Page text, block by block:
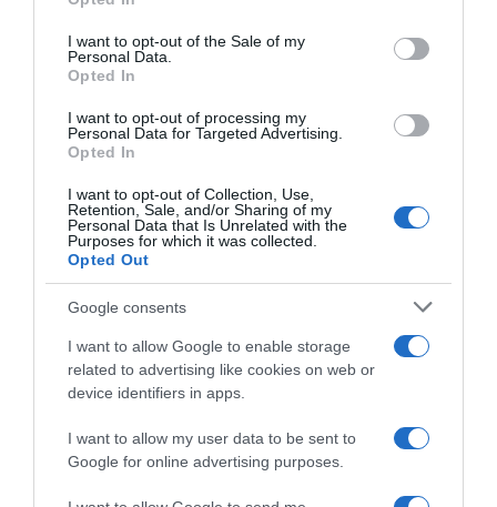
use your data for below specified purposes in below Google
consent section.
I want to opt-out of the Sale of my
Personal Data.
Opted In
I want to opt-out of processing my
Personal Data for Targeted Advertising.
Opted In
I want to opt-out of Collection, Use,
Retention, Sale, and/or Sharing of my
Personal Data that Is Unrelated with the
Purposes for which it was collected.
Opted Out
Google consents
I want to allow Google to enable storage
related to advertising like cookies on web or
device identifiers in apps.
I want to allow my user data to be sent to
Google for online advertising purposes.
ΕΛΛΑΔΑ
Τζέιμς Δαλαμάγκας: Καρέ καρέ η σύλληψη
του 56χρονου στο σπίτι του στο Αίγιο –
Εντοπίστηκε στο σπίτι του ακόμη και
βαλλίστρα (Βίντεο – Φωτογραφίες)
Ήταν επικηρυγμένος καταζητούμενος για συνολικά 27
χρόνια - Η ανακοίνωση της ΕΛΑΣ